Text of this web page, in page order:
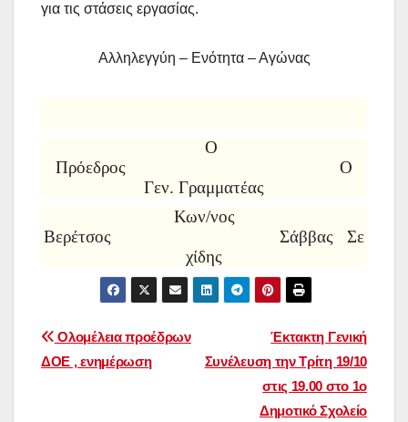
για τις στάσεις εργασίας.
Αλληλεγγύη – Ενότητα – Αγώνας
Ο
Πρόεδρος Ο
Γεν. Γραμματέας
Κων/νος
Βερέτσος Σάββας Σε
χίδης
Πλοήγηση
άρθρων
Έκτακτη Γενική
Συνέλευση την Τρίτη 19/10
στις 19.00 στο 1ο
Δημοτικό Σχολείο
Ολομέλεια προέδρων
ΔΟΕ , ενημέρωση